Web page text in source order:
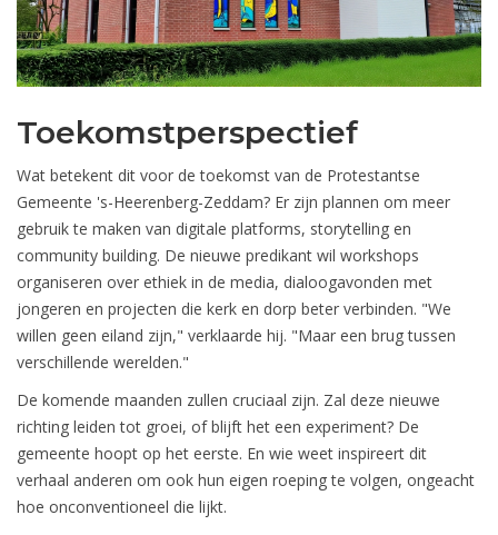
Toekomstperspectief
Wat betekent dit voor de toekomst van de Protestantse
Gemeente 's-Heerenberg-Zeddam? Er zijn plannen om meer
gebruik te maken van digitale platforms, storytelling en
community building. De nieuwe predikant wil workshops
organiseren over ethiek in de media, dialoogavonden met
jongeren en projecten die kerk en dorp beter verbinden. "We
willen geen eiland zijn," verklaarde hij. "Maar een brug tussen
verschillende werelden."
De komende maanden zullen cruciaal zijn. Zal deze nieuwe
richting leiden tot groei, of blijft het een experiment? De
gemeente hoopt op het eerste. En wie weet inspireert dit
verhaal anderen om ook hun eigen roeping te volgen, ongeacht
hoe onconventioneel die lijkt.